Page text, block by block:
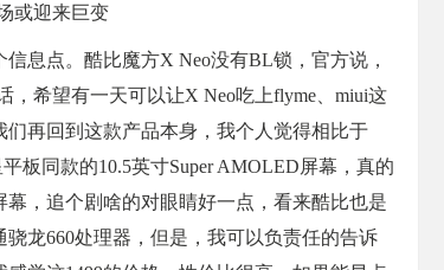
息点。酷比魔方X Neo没有BL锁，官方说，
希望有一天可以让X Neo吃上flyme、miui这
再回到这款产品本身，我个人觉得相比于
板同款的10.5英寸Super AMOLED屏幕，真的
，追个剧啥的对眼睛好一点，看来酷比也是
龙660处理器，但是，我可以负责任的告诉